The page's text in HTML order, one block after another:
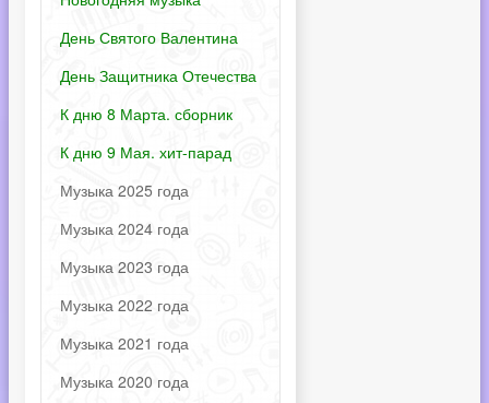
День Святого Валентина
День Защитника Отечества
К дню 8 Марта. сборник
К дню 9 Мая. хит-парад
Музыка 2025 года
Музыка 2024 года
Музыка 2023 года
Музыка 2022 года
Музыка 2021 года
Музыка 2020 года